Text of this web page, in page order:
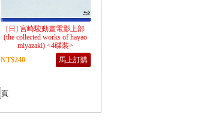
[日] 宮崎駿動畫電影上部
(the collected works of hayao
miyazaki) <4碟裝>
NT$240
馬上訂購
頁